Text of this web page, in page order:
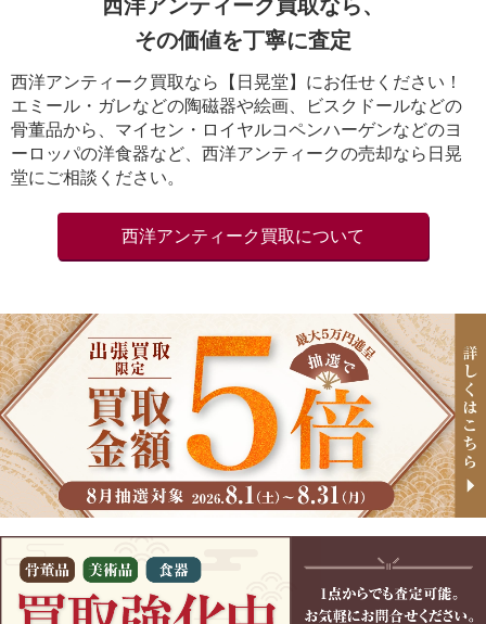
西洋アンティーク買取なら、
その価値を丁寧に査定
西洋アンティーク買取なら【日晃堂】にお任せください！
エミール・ガレなどの陶磁器や絵画、ビスクドールなどの
骨董品から、マイセン・ロイヤルコペンハーゲンなどのヨ
ーロッパの洋食器など、西洋アンティークの売却なら日晃
堂にご相談ください。
西洋アンティーク買取について